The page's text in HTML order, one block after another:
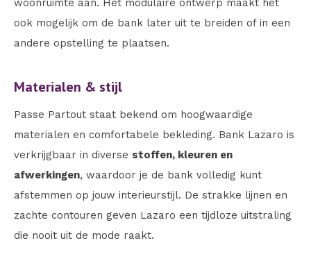
woonruimte aan. Het modulaire ontwerp maakt het
ook mogelijk om de bank later uit te breiden of in een
andere opstelling te plaatsen.
Materialen & stijl
Passe Partout staat bekend om hoogwaardige
materialen en comfortabele bekleding. Bank Lazaro is
verkrijgbaar in diverse stoffen, kleuren en
afwerkingen, waardoor je de bank volledig kunt
afstemmen op jouw interieurstijl. De strakke lijnen en
zachte contouren geven Lazaro een tijdloze uitstraling
die nooit uit de mode raakt.